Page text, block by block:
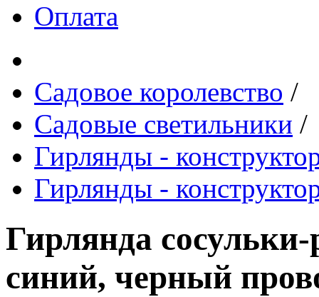
Оплата
Садовое королевство /
Садовые светильники /
Гирлянды -
Гирлянды -
Гирлянда
синий, черный